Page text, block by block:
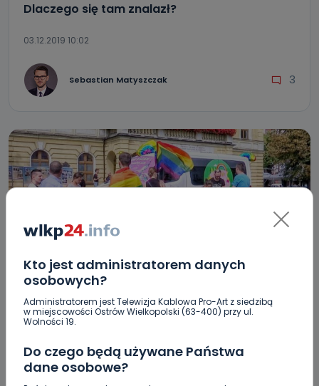
Kto jest administratorem danych
osobowych?
Administratorem jest Telewizja Kablowa Pro-Art z siedzibą
w miejscowości Ostrów Wielkopolski (63-400) przy ul.
Wolności 19.
Do czego będą używane Państwa
dane osobowe?
Dlaczego się tam znalazł?
03.12.2019 10:02
Sebastian Matyszczak 3
REGION WIADOMOŚCI
Happening LGBT+: Wyzwiska, petardy i plucie
kontra: „To są ludzie, jak wszyscy inni” Co się
działo na ostrowskim rynku?
05.08.2019 19:26